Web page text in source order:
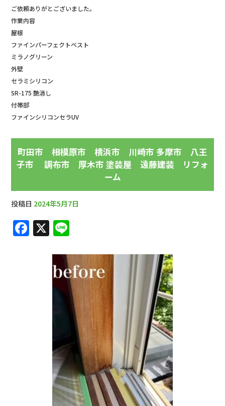
ご依頼ありがとございました。
作業内容
屋根
ファインパーフェクトベスト
ミラノグリーン
外壁
セラミシリコン
SR-175 艶消し
付帯部
ファインシリコンセラUV
町田市 相模原市 横浜市 川崎市 多摩市 八王
子市 調布市 厚木市 塗装屋 遠藤建装 リフォ
ーム
投稿日 2024年5月7日
F X
e